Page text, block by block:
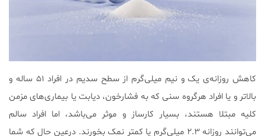
کاهش روزانه‌ی یک و نیم میلی‌گرم از سطح سدیم در افراد ۵۱ ساله و
بالاتر و یا افراد هرگروه سنی که به فشارخون، دیابت یا بیماری‌های مزمن
کلیه مبتلا هستند، بسیار کارساز و موثر می‌باشد، اما افراد سالم
می‌توانند روزانه ۲.۳ میلی‌گرم یا کمتر نمک بخورند. درعین حال که شما